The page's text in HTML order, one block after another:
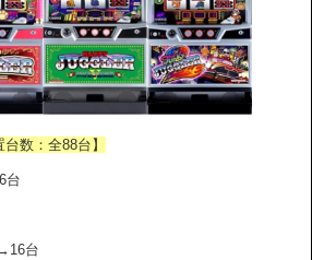
数：全88台】
台
台